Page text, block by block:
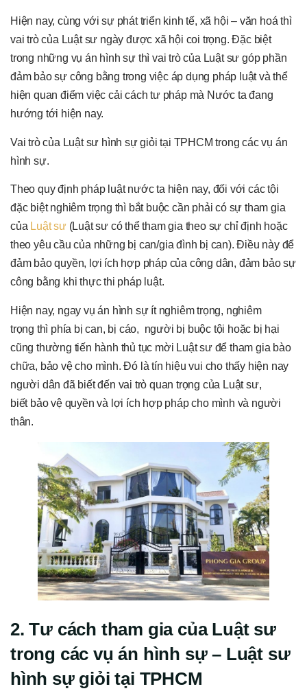
Hiện nay, cùng với sự phát triển kinh tế, xã hội – văn hoá thì
vai trò của Luật sư ngày được xã hội coi trọng. Đặc biệt
trong những vụ án hình sự thì vai trò của Luật sư góp phần
đảm bảo sự công bằng trong việc áp dụng pháp luật và thể
hiện quan điểm việc cải cách tư pháp mà Nước ta đang
hướng tới hiện nay.
Vai trò của Luật sư hình sự giỏi tại TPHCM trong các vụ án
hình sự.
Theo quy định pháp luật nước ta hiện nay, đối với các tội
đặc biệt nghiêm trọng thì bắt buộc cần phải có sự tham gia
của Luật sư(Luật sư có thể tham gia theo sự chỉ định hoặc
theo yêu cầu của những bị can/gia đình bị can). Điều này để
đảm bảo quyền, lợi ích hợp pháp của công dân, đảm bảo sự
công bằng khi thực thi pháp luật.
Hiện nay, ngay vụ án hình sự ít nghiêm trọng, nghiêm
trọng thì phía bị can, bị cáo, người bị buộc tội hoặc bị hại
cũng thường tiến hành thủ tục mời Luật sư để tham gia bào
chữa, bảo vệ cho mình. Đó là tín hiệu vui cho thấy hiện nay
người dân đã biết đến vai trò quan trọng của Luật sư,
biết bảo vệ quyền và lợi ích hợp pháp cho mình và người
thân.
2. Tư cách tham gia của Luật sư
trong các vụ án hình sự– Luật sư
hình sự giỏi tại TPHCM